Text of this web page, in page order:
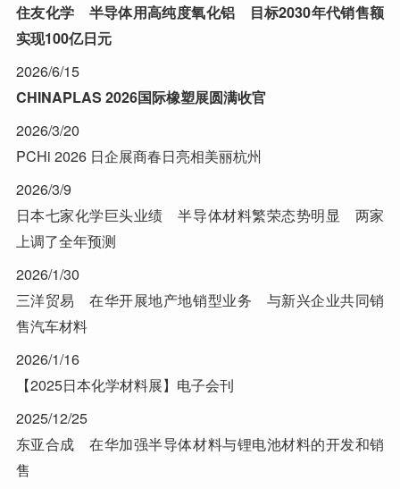
住友化学 半导体用高纯度氧化铝 目标2030年代销售额
实现100亿日元
2026/6/15
CHINAPLAS 2026国际橡塑展圆满收官
2026/3/20
PCHi 2026 日企展商春日亮相美丽杭州
2026/3/9
日本七家化学巨头业绩 半导体材料繁荣态势明显 两家
上调了全年预测
2026/1/30
三洋贸易 在华开展地产地销型业务 与新兴企业共同销
售汽车材料
2026/1/16
【2025日本化学材料展】电子会刊
2025/12/25
东亚合成 在华加强半导体材料与锂电池材料的开发和销
售